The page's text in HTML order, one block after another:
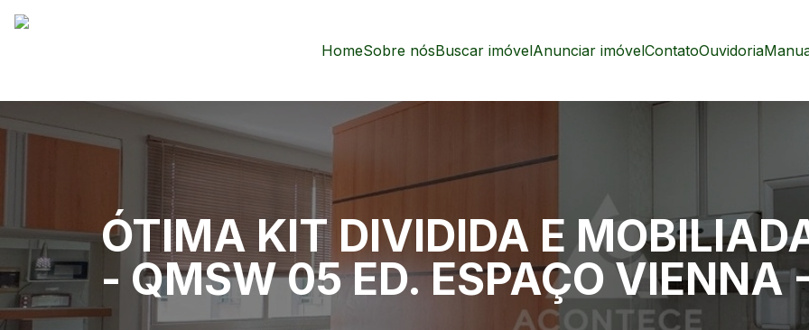
HomeSobre nósBuscar imóvelAnunciar imóvelContatoOuvidoria
ÓTIMA KIT DIVIDIDA E
- QMSW 05 ED. ESPAÇO VIENNA